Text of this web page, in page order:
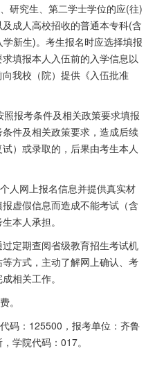
、研究生、第二学士学位的应(往)
成人高校招收的普通本专科(含
学新生)。考生报名时应选择填报
填报本人入伍前的入学信息以
我校（院）提供《入伍批准
报考条件及相关政策要求填报
件及相关政策要求，造成后续
）或录取的，后果由考生本人
人网上报名信息并提供真实材
虚假信息而造成不能考试（含
本人承担。
过定期查阅省级教育招生考试机
方式，主动了解网上确认、考
相关工作。
。
码： 125500 ，报考单位：齐鲁
学院代码： 017。